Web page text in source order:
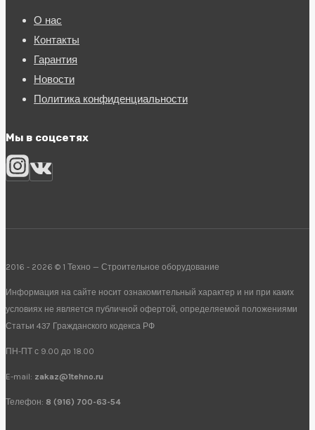
О нас
Контакты
Гарантия
Новости
Политика конфиденциальности
Мы в соцсетях
2016 - 2026 © 1 Техно — Строительное оборудование
Информация на сайте носит ознакомительный характер и ни при каких
условиях не является публичной офертой, определяемой положениями
Статьи 437 Гражданского кодекса РФ
ПН-ПТ с 9.00 до 18.00
E-mail: zakaz@1tehno.ru
Телефон: 8 (916) 700-63-54